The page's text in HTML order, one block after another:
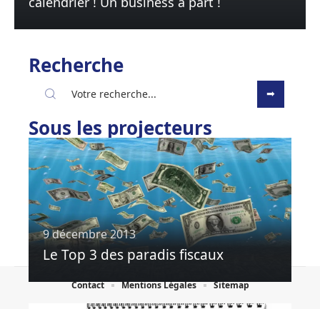
Recherche
Sous les projecteurs
9 décembre 2013
Le Top 3 des paradis fiscaux
Contact Mentions Légales Sitemap